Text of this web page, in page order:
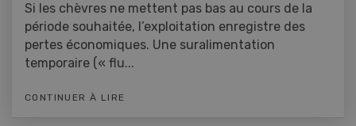
Si les chèvres ne mettent pas bas au cours de la
période souhaitée, l’exploitation enregistre des
pertes économiques. Une suralimentation
temporaire (« flu...
CONTINUER À LIRE